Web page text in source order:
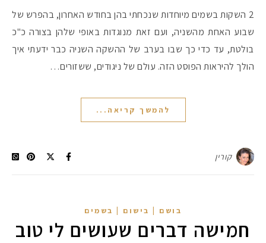
2 השקות בשמים מיוחדות שנכחתי בהן בחודש האחרון, בהפרש של
שבוע האחת מהשניה, ועם זאת מנוגדות באופי שלהן בצורה כ"כ
בולטת, עד כדי כך שבו בערב של ההשקה השניה כבר ידעתי איך
הולך להיראות הפוסט הזה. עולם של ניגודים, ששזורים…
להמשך קריאה...
קורין
בושם | בישום | בשמים
חמישה דברים שעושים לי טוב